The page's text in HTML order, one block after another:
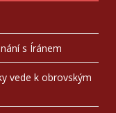
s Íránem
vede k obrovským